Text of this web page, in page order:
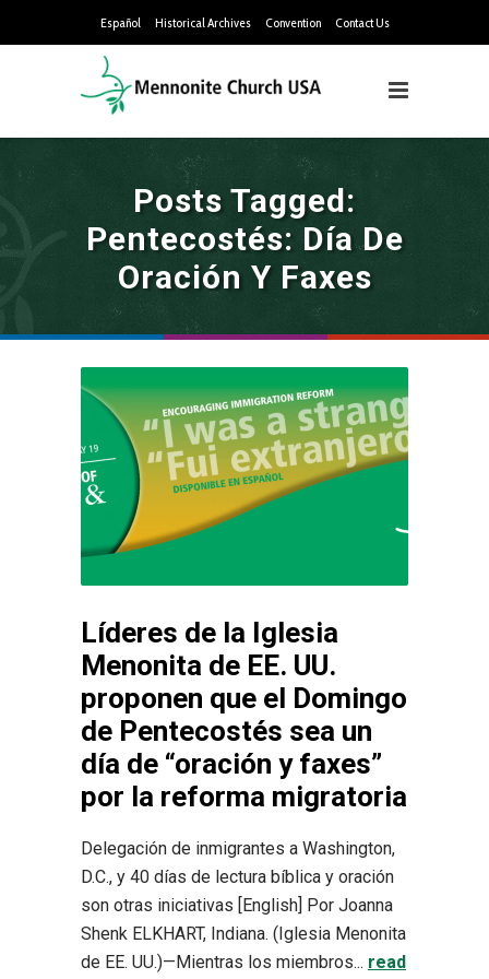
Español Historical Archives Convention Contact Us
Posts Tagged:
Pentecostés: Día De
Oración Y Faxes
Líderes de la Iglesia
Menonita de EE. UU.
proponen que el Domingo
de Pentecostés sea un
día de “oración y faxes”
por la reforma migratoria
Delegación de inmigrantes a Washington,
D.C., y 40 días de lectura bíblica y oración
son otras iniciativas [English] Por Joanna
Shenk ELKHART, Indiana. (Iglesia Menonita
de EE. UU.)—Mientras los miembros... read